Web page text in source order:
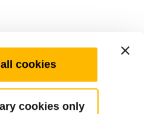
cookies
cookies only